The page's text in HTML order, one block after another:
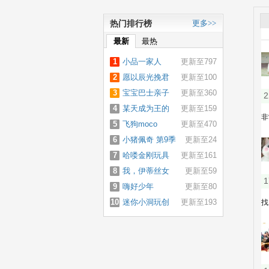
热门排行榜
更多>>
最新
最热
1 小品一家人
更新至797
2
愿以辰光挽君
心
更新至100
3
宝宝巴士亲子
游戏
更新至360
4
某天成为王的
女儿
更新至159
5
飞狗moco
更新至470
6
小猪佩奇 第9季
更新至24
7
哈喽金刚玩具
大战
更新至161
8
我，伊蒂丝女
皇
更新至59
9
嗨好少年
更新至80
10 迷你小洞玩创
造
更新至193